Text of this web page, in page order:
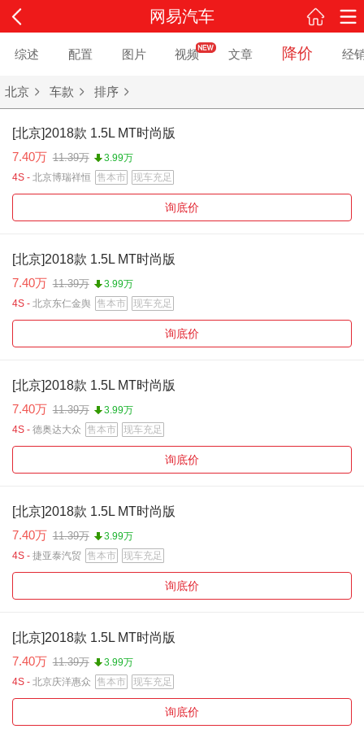
网易汽车
综述 配置 图片 视频 文章 降价 经
北京 车款 排序
[北京]2018款 1.5L MT时尚版
7.40万 11.39万
3.99万
4S - 北京博瑞祥恒 售本市 现车充足
询底价
[北京]2018款 1.5L MT时尚版
7.40万 11.39万
3.99万
4S - 北京东仁金舆 售本市 现车充足
询底价
[北京]2018款 1.5L MT时尚版
7.40万 11.39万
3.99万
4S - 德奥达大众 售本市 现车充足
询底价
[北京]2018款 1.5L MT时尚版
7.40万 11.39万
3.99万
4S - 捷亚泰汽贸 售本市 现车充足
询底价
[北京]2018款 1.5L MT时尚版
7.40万 11.39万
3.99万
4S - 北京庆洋惠众 售本市 现车充足
询底价